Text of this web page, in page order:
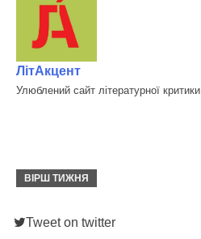
ЛітАкцент
Улюблений сайт літературної критики
ВІРШ ТИЖНЯ
Tweet on twitter